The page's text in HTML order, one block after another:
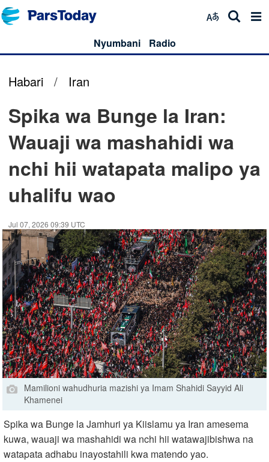
Nyumbani Radio
Habari / Iran
Spika wa Bunge la Iran:
Wauaji wa mashahidi wa
nchi hii watapata malipo ya
uhalifu wao
Jul 07, 2026 09:39 UTC
Mamilioni wahudhuria mazishi ya Imam Shahidi Sayyid Ali
Khamenei
Spika wa Bunge la Jamhuri ya Kiislamu ya Iran amesema
kuwa, wauaji wa mashahidi wa nchi hii watawajibishwa na
watapata adhabu inayostahili kwa matendo yao.